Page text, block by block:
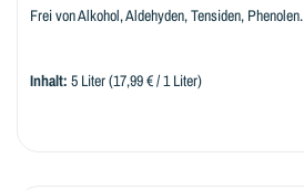
Frei von Alkohol, Aldehyden, Tensiden, Phenolen.
Inhalt: 5 Liter(17,99 € / 1 Liter)